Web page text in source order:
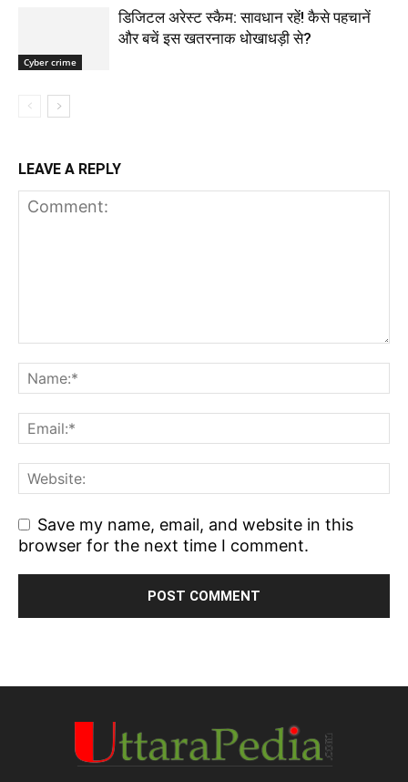
Cyber crime
डिजिटल अरेस्ट स्कैम: सावधान रहें! कैसे पहचानें
और बचें इस खतरनाक धोखाधड़ी से?
LEAVE A REPLY
Save my name, email, and website in this
browser for the next time I comment.